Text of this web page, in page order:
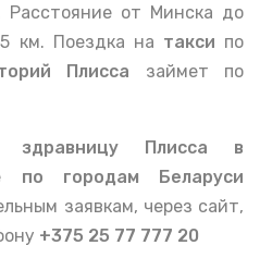
Расстояние от Минска до
км. Поездка на такси по
Плисса займет по
здравницу Плисса в
по городам Беларуси
заявкам, через сайт,
+375 25 77 777 20